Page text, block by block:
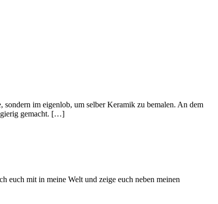
im eigenlob, um selber Keramik zu bemalen. An dem
gemacht. […]
euch mit in meine Welt und zeige euch neben meinen